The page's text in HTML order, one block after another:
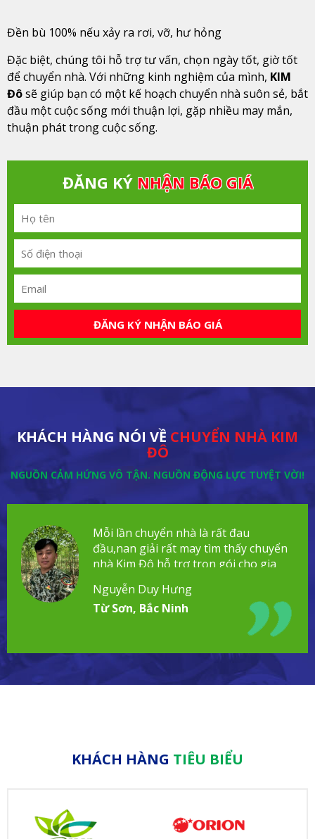
Đền bù 100% nếu xảy ra rơi, vỡ, hư hỏng
Đặc biệt, chúng tôi hỗ trợ tư vấn, chọn ngày tốt, giờ tốt
để chuyển nhà. Với những kinh nghiệm của mình, KIM
Đôsẽ giúp bạn có một kế hoạch chuyển nhà suôn sẻ, bắt
đầu một cuộc sống mới thuận lợi, gặp nhiều may mắn,
thuận phát trong cuộc sống.
ĐĂNG KÝ NHẬN BÁO GIÁ
ĐĂNG KÝ NHẬN BÁO GIÁ
KHÁCH HÀNG NÓI VỀ CHUYỂN NHÀ KIM
ĐÔ
NGUỒN CẢM HỨNG VÔ TẬN. NGUỒN ĐỘNG LỰC TUYỆT VỜI!
Mỗi lần chuyển nhà là rất đau
đầu,nan giải rất may tìm thấy chuyển
nhà Kim Đô hỗ trợ trọn gói cho gia
Nguyễn Duy Hưng
Từ Sơn, Bắc Ninh
KHÁCH HÀNG TIÊU BIỂU